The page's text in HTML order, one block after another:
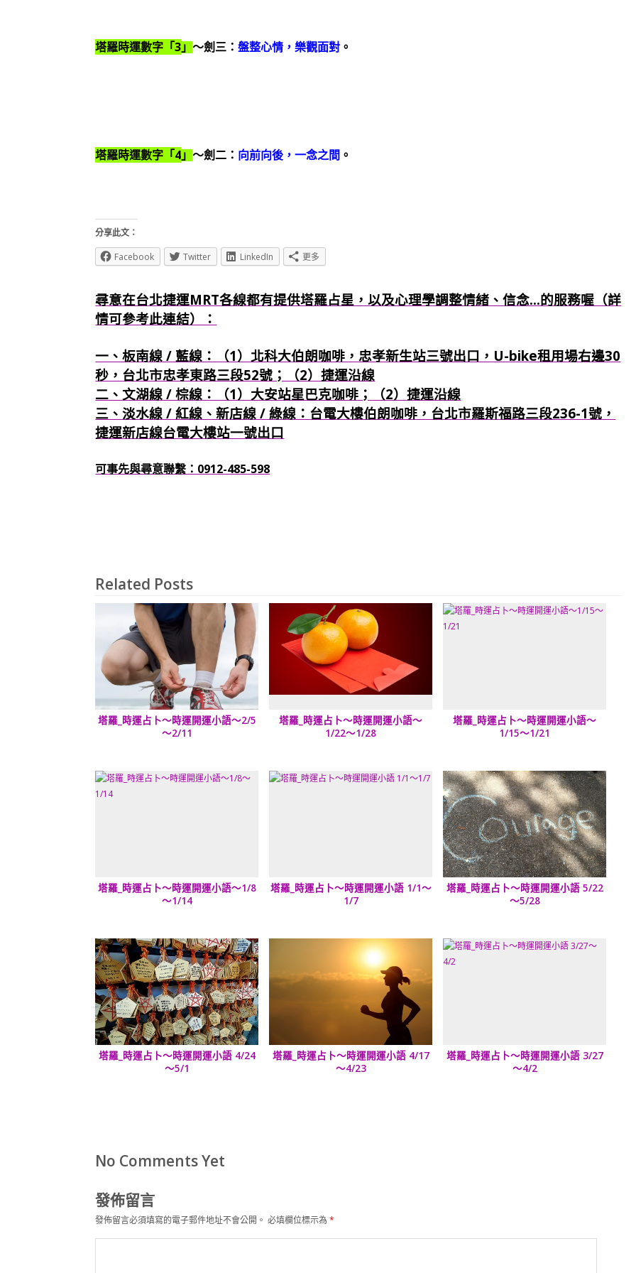
塔羅時運數字「3 」～劍三：盤整心情，樂觀面對 。
塔羅時運數字「4 」～劍二： 向前向後，一念之間 。
分享此文：
Facebook
Twitter LinkedIn 更多
尋意在台北捷運MRT各線都有提供塔羅占星，以及心理學調整情緒、信念...的服務喔（詳
情可參考此連結）：
一、板南線 / 藍線：（1）北科大伯朗咖啡，忠孝新生站三號出口，U-bike租用場右邊30
秒，台北市忠孝東路三段52號；（2）捷運沿線
二、文湖線 / 棕線：（1）大安站星巴克咖啡；
（2）捷運沿線
三、淡水線 / 紅線、新店線 / 綠線：台電大樓伯朗咖啡，台北市羅斯福路三段236-1號，
捷運新店線台電大樓站一號出口
可事先與尋意聯繫：0912-485-598
Related Posts
塔羅_時運占卜～時運開運小語～2/5
～2/11
塔羅_時運占卜～時運開運小語～
1/22～1/28
塔羅_時運占卜～時運開運小語～
1/15～1/21
塔羅_時運占卜～時運開運小語～1/8
～1/14
塔羅_時運占卜～時運開運小語 1/1～
1/7
塔羅_時運占卜～時運開運小語 5/22
～5/28
塔羅_時運占卜～時運開運小語 4/24
～5/1
塔羅_時運占卜～時運開運小語 4/17
～4/23
塔羅_時運占卜～時運開運小語 3/27
～4/2
No Comments Yet
發佈留言
發佈留言必須填寫的電子郵件地址不會公開。 必填欄位標示為*